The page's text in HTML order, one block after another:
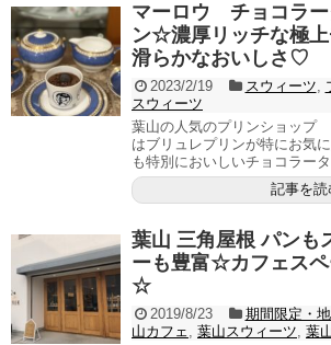
マーロウ チョコラー
ン☆濃厚リッチな極
滑らかなおいしさ♡
2023/2/19 スウィーツ,
スウィーツ
葉山の人気のプリンショップ
はブリュレプリンが特にお気
も特別においしいチョコラー
記事を読
葉山 三角屋根 パンも
ーも豊富☆カフェス
☆
2019/8/23 期間限定・
山カフェ, 葉山スウィーツ, 葉